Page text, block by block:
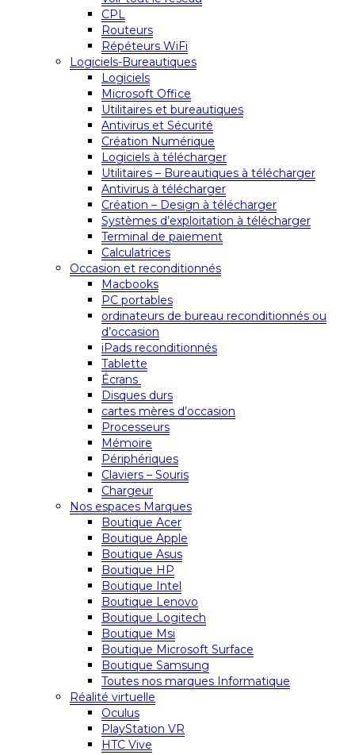
CPL
Routeurs
Répéteurs WiFi
Logiciels-Bureautiques
Logiciels
Microsoft Office
Utilitaires et bureautiques
Antivirus et Sécurité
Création Numérique
Logiciels à télécharger
Utilitaires – Bureautiques à télécharger
Antivirus à télécharger
Création – Design à télécharger
Systèmes d’exploitation à télécharger
Terminal de paiement
Calculatrices
Occasion et reconditionnés
Macbooks
PC portables
ordinateurs de bureau reconditionnés ou
d’occasion
iPads reconditionnés
Tablette
Écrans
Disques durs
cartes mères d’occasion
Processeurs
Mémoire
Périphériques
Claviers – Souris
Chargeur
Nos espaces Marques
Boutique Acer
Boutique Apple
Boutique Asus
Boutique HP
Boutique Intel
Boutique Lenovo
Boutique Logitech
Boutique Msi
Boutique Microsoft Surface
Boutique Samsung
Toutes nos marques Informatique
Réalité virtuelle
Oculus
PlayStation VR
HTC Vive